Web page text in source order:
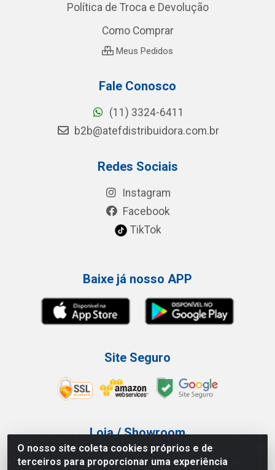
O nosso site coleta cookies próprios e de
terceiros para proporcionar uma experiência
Política de Troca e Devolução
Como Comprar
Meus Pedidos
Fale Conosco
(11) 3324-6411
b2b@atefdistribuidora.com.br
Redes Sociais
Instagram
Facebook
TikTok
Baixe já nosso APP
Site Seguro
Loja / Showroom
Tel.: (11) 3227-0546